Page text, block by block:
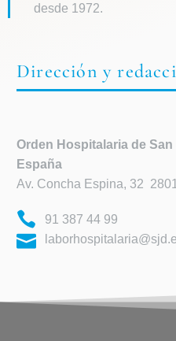
desde 1972.
Dirección y
Orden Hospitalaria de San
España
Av. Concha Espina, 32
91 387 44 99